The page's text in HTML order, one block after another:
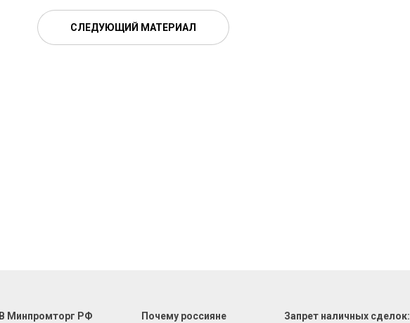
СЛЕДУЮЩИЙ МАТЕРИАЛ
В Минпромторг РФ
Почему россияне
Запрет наличных сделок: